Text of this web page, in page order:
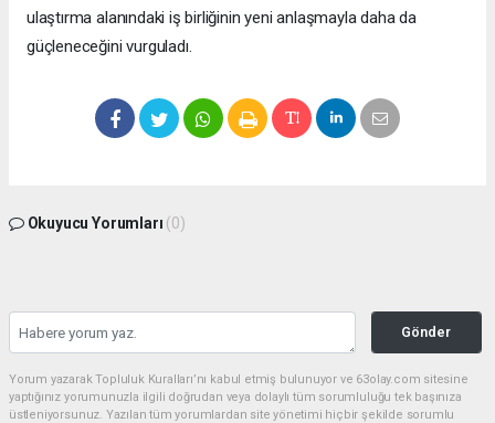
ulaştırma alanındaki iş birliğinin yeni anlaşmayla daha da
güçleneceğini vurguladı.
Okuyucu Yorumları (0)
Gönder
Yorum yazarak Topluluk Kuralları’nı kabul etmiş bulunuyor ve 63olay.com sitesine
yaptığınız yorumunuzla ilgili doğrudan veya dolaylı tüm sorumluluğu tek başınıza
üstleniyorsunuz. Yazılan tüm yorumlardan site yönetimi hiçbir şekilde sorumlu